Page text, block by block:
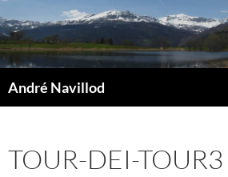
al
contenuto
André Navillod
TOUR-DEI-TOUR3